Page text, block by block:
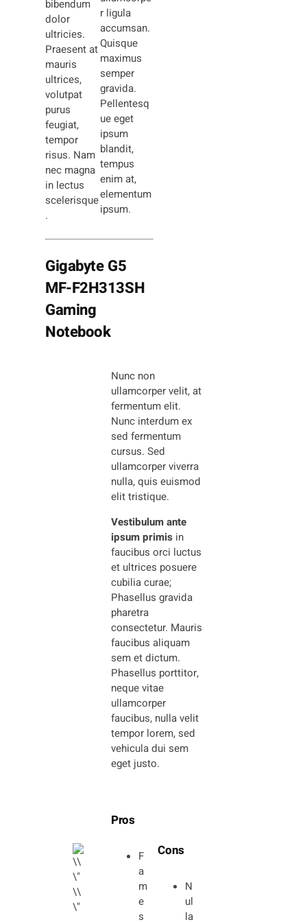
bibendum
dolor
ultricies.
Praesent at
mauris
ultrices,
volutpat
purus
feugiat,
tempor
risus. Nam
nec magna
in lectus
scelerisque
.
r ligula
accumsan.
Quisque
maximus
semper
gravida.
Pellentesq
ue eget
ipsum
blandit,
tempus
enim at,
elementum
ipsum.
Gigabyte G5
MF-F2H313SH
Gaming
Notebook
Nunc non
ullamcorper velit, at
fermentum elit.
Nunc interdum ex
sed fermentum
cursus. Sed
ullamcorper viverra
nulla, quis euismod
elit tristique.
Vestibulum ante
ipsum primis in
faucibus orci luctus
et ultrices posuere
cubilia curae;
Phasellus gravida
pharetra
consectetur. Mauris
faucibus aliquam
sem et dictum.
Phasellus porttitor,
neque vitae
ullamcorper
faucibus, nulla velit
tempor lorem, sed
vehicula dui sem
eget justo.
Pros
F
a
m
e
s
Cons
N
ul
la